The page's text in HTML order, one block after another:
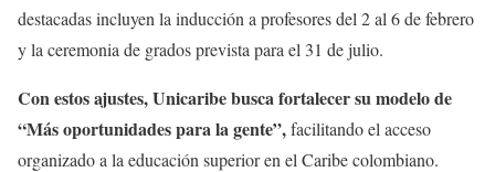
destacadas incluyen la inducción a profesores del 2 al 6 de febrero
y la ceremonia de grados prevista para el 31 de julio.
Con estos ajustes, Unicaribe busca fortalecer su modelo de
“Más oportunidades para la gente”,facilitando el acceso
organizado a la educación superior en el Caribe colombiano.